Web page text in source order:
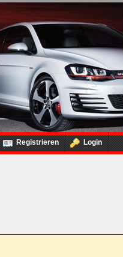
Registrieren Login